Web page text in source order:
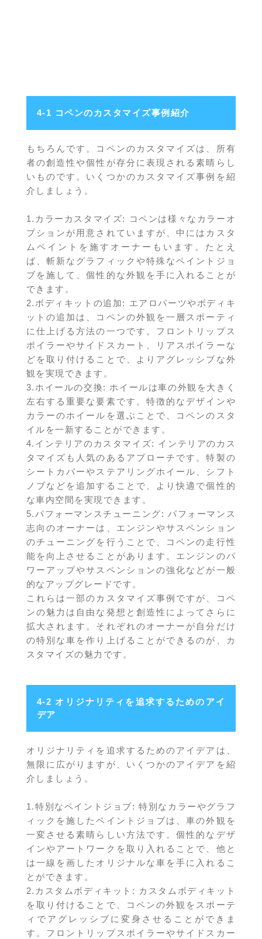
4-1 コペンのカスタマイズ事例紹介
もちろんです。コペンのカスタマイズは、所有
者の創造性や個性が存分に表現される素晴らし
いものです。いくつかのカスタマイズ事例を紹
介しましょう。
1.カラーカスタマイズ: コペンは様々なカラーオ
プションが用意されていますが、中にはカスタ
ムペイントを施すオーナーもいます。たとえ
ば、斬新なグラフィックや特殊なペイントジョ
ブを施して、個性的な外観を手に入れることが
できます。
2.ボディキットの追加: エアロパーツやボディキ
ットの追加は、コペンの外観を一層スポーティ
に仕上げる方法の一つです。フロントリップス
ポイラーやサイドスカート、リアスポイラーな
どを取り付けることで、よりアグレッシブな外
観を実現できます。
3.ホイールの交換: ホイールは車の外観を大きく
左右する重要な要素です。特徴的なデザインや
カラーのホイールを選ぶことで、コペンのスタ
イルを一新することができます。
4.インテリアのカスタマイズ: インテリアのカス
タマイズも人気のあるアプローチです。特製の
シートカバーやステアリングホイール、シフト
ノブなどを追加することで、より快適で個性的
な車内空間を実現できます。
5.パフォーマンスチューニング: パフォーマンス
志向のオーナーは、エンジンやサスペンション
のチューニングを行うことで、コペンの走行性
能を向上させることがあります。エンジンのパ
ワーアップやサスペンションの強化などが一般
的なアップグレードです。
これらは一部のカスタマイズ事例ですが、コペ
ンの魅力は自由な発想と創造性によってさらに
拡大されます。それぞれのオーナーが自分だけ
の特別な車を作り上げることができるのが、カ
スタマイズの魅力です。
4-2 オリジナリティを追求するためのアイ
デア
オリジナリティを追求するためのアイデアは、
無限に広がりますが、いくつかのアイデアを紹
介しましょう。
1.特別なペイントジョブ: 特別なカラーやグラフ
ィックを施したペイントジョブは、車の外観を
一変させる素晴らしい方法です。個性的なデザ
インやアートワークを取り入れることで、他と
は一線を画したオリジナルな車を手に入れるこ
とができます。
2.カスタムボディキット: カスタムボディキット
を取り付けることで、コペンの外観をスポーテ
ィでアグレッシブに変身させることができま
す。フロントリップスポイラーやサイドスカー